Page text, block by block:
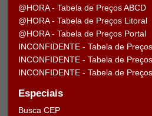
@HORA - Tabela de Preços ABCD
@HORA - Tabela de Preços Litoral
@HORA - Tabela de Preços Portal
INCONFIDENTE - Tabela de
INCONFIDENTE - Tabela de
INCONFIDENTE - Tabela de
Especiais
Busca CEP